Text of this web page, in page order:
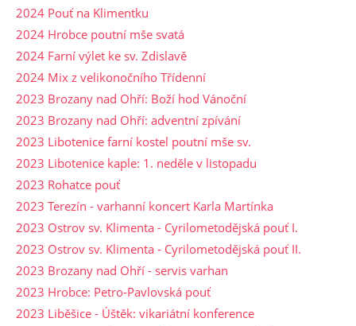
2024 Pouť na Klimentku
2024 Hrobce poutní mše svatá
2024 Farní výlet ke sv. Zdislavě
2024 Mix z velikonočního Třídenní
2023 Brozany nad Ohří: Boží hod Vánoční
2023 Brozany nad Ohří: adventní zpívání
2023 Libotenice farní kostel poutní mše sv.
2023 Libotenice kaple: 1. neděle v listopadu
2023 Rohatce pouť
2023 Terezín - varhanní koncert Karla Martínka
2023 Ostrov sv. Klimenta - Cyrilometodějská pouť I.
2023 Ostrov sv. Klimenta - Cyrilometodějská pouť II.
2023 Brozany nad Ohří - servis varhan
2023 Hrobce: Petro-Pavlovská pouť
2023 Liběšice - Úštěk: vikariátní konference